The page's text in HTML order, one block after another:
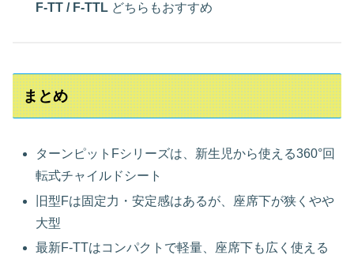
F‑TT / F‑TTL どちらもおすすめ
まとめ
ターンピットFシリーズは、新生児から使える360°回
転式チャイルドシート
旧型Fは固定力・安定感はあるが、座席下が狭くやや
大型
最新F‑TTはコンパクトで軽量、座席下も広く使える